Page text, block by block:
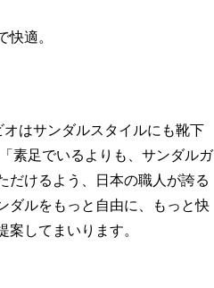
快適。
はサンダルスタイルにも靴下
素足でいるよりも、サンダルガ
だけるよう、日本の職人が誇る
ダルをもっと自由に、もっと快
してまいります。